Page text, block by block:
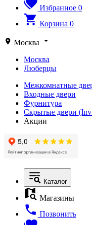
Избранное 0
Корзина 0
Москва
Москва
Люберцы
Межкомнатные
Входные двери
Фурнитура
Скрытые двери
Акции
Каталог
Магазины
Позвонить